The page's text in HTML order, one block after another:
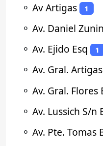
⚬ Av Artigas 1
⚬ Av. Daniel
⚬ Av. Ejido Esq 1
⚬ Av. Gral. Artigas
⚬ Av. Gral. Flores
⚬ Av. Lussich S/n
⚬ Av. Pte. Tomas